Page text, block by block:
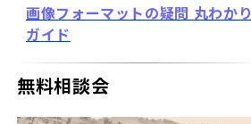
画像フォーマットの疑問 丸わかり
ガイド
無料相談会